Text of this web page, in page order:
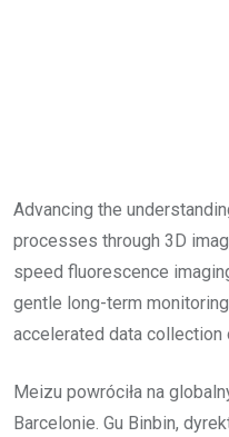
Advancing the
processes through 3D
speed fluorescence
gentle long-term
accelerated data collection
Meizu powróciła na
Barcelonie. Gu Binbin,